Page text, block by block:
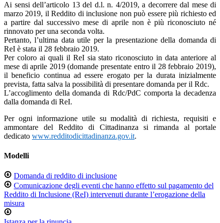
Ai sensi dell’articolo 13 del d.l. n. 4/2019, a decorrere dal mese di
marzo 2019, il Reddito di inclusione non può essere più richiesto ed
a partire dal successivo mese di aprile non è più riconosciuto né
rinnovato per una seconda volta.
Pertanto, l’ultima data utile per la presentazione della domanda di
ReI è stata il 28 febbraio 2019.
Per coloro ai quali il ReI sia stato riconosciuto in data anteriore al
mese di aprile 2019 (domande presentate entro il 28 febbraio 2019),
il beneficio continua ad essere erogato per la durata inizialmente
prevista, fatta salva la possibilità di presentare domanda per il Rdc.
L’accoglimento della domanda di Rdc/PdC comporta la decadenza
dalla domanda di ReI.
Per ogni informazione utile su modalità di richiesta, requisiti e
ammontare del Reddito di Cittadinanza si rimanda al portale
dedicato www.redditodicittadinanza.gov.it.
Modelli
Domanda di reddito di inclusione
Comunicazione degli eventi che hanno effetto sul pagamento del
Reddito di Inclusione (ReI) intervenuti durante l’erogazione della
misura